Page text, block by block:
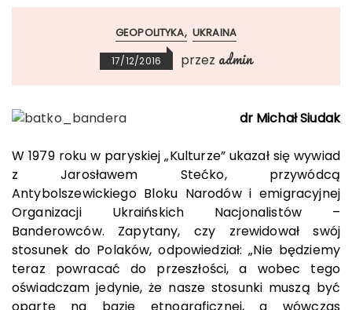
GEOPOLITYKA UKRAINA
17/12/2016 przez admin
dr Michał Siudak
W 1979 roku w paryskiej „Kulturze” ukazał się wywiad
z Jarosławem Stećko, przywódcą
Antybolszewickiego Bloku Narodów i emigracyjnej
Organizacji Ukraińskich Nacjonalistów –
Banderowców. Zapytany, czy zrewidował swój
stosunek do Polaków, odpowiedział: „Nie będziemy
teraz powracać do przeszłości, a wobec tego
oświadczam jedynie, że nasze stosunki muszą być